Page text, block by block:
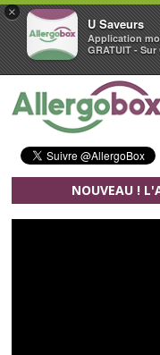
×
U Saveurs
Application
GRATUIT -
Aller au contenu principal
NOUVEAU !